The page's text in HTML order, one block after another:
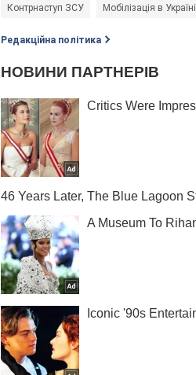
Контрнаступ ЗСУ Мобілізація в Україні
Редакційна політика